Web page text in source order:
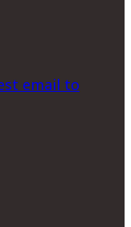
email to